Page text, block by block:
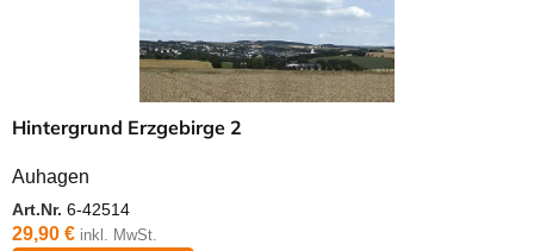
Hintergrund Erzgebirge 2
Auhagen
Art.Nr. 6-42514
29,90 € inkl. MwSt.